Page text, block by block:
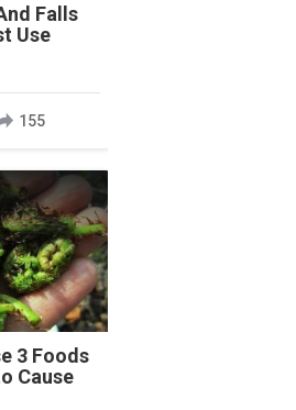
Falls
Use
155
3 Foods
Cause